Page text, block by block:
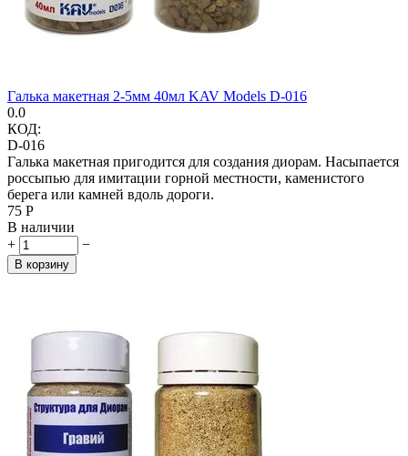
Галька макетная 2-5мм 40мл KAV Models D-016
0.0
КОД:
D-016
Галька макетная пригодится для создания диорам. Насыпается
россыпью для имитации горной местности, каменистого
берега или камней вдоль дороги.
‍75‍ Р
В наличии
+
−
В корзину